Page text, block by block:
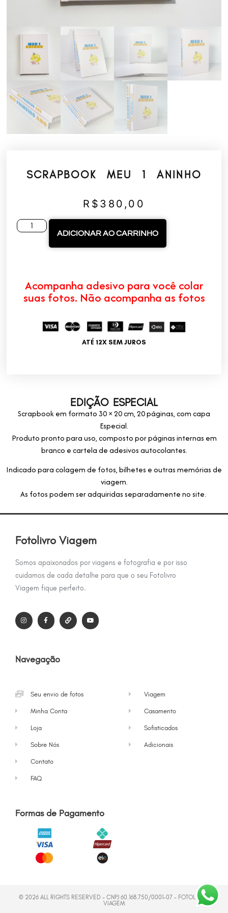
SCRAPBOOK MEU 1 ANINHO
R$ 380,00
ADICIONAR AO CARRINHO
Acompanha adesivo para você colar
suas fotos. Não acompanha as fotos
ATÉ 12X SEM JUROS
EDIÇÃO ESPECIAL
Scrapbook em formato 30 × 20 cm, 20 páginas, com capa
Especial.
Produto pronto para uso, composto por páginas internas em
branco e cartela de adesivos autocolantes.
Indicado para colagem de fotos, bilhetes e outras memórias de
viagem.
As fotos podem ser adquiridas separadamente no site.
Fotolivro Viagem
Somos apaixonados por viagens e fotografia e por isso
cuidamos de cada detalhe para que o seu Fotolivro
Viagem fique perfeito.
Navegação
Seu envio de fotos
Minha Conta
Loja
Sobre Nós
Contato
FAQ
Viagem
Casamento
Sofisticados
Adicionais
Formas de Pagamento
© 2026 ALL RIGHTS RESERVED - CNPJ 60.168.750/0001-07 - FOTOLIVRO
VIAGEM